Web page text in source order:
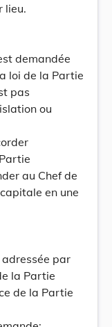
lieu.
demandée
loi de la Partie
pas
ou
au Chef de
en une
par
la Partie
de la Partie